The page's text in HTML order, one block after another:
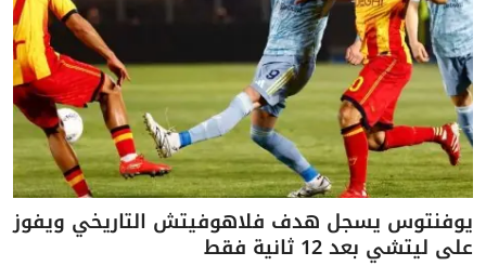
يوفنتوس يسجل هدف فلاهوفيتش التاريخي ويفوز
على ليتشي بعد 12 ثانية فقط